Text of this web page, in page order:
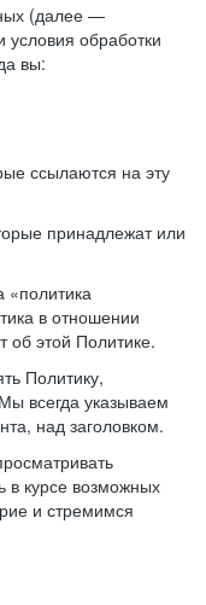
(далее —
условия обработки
вы:
ссылаются на эту
принадлежат или
«политика
в отношении
об этой Политике.
Политику,
всегда указываем
над заголовком.
в курсе возможных
и стремимся